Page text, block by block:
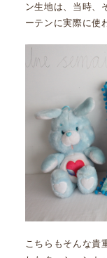
ン生地は、当時、
ーテンに実際に使
こちらもそんな貴